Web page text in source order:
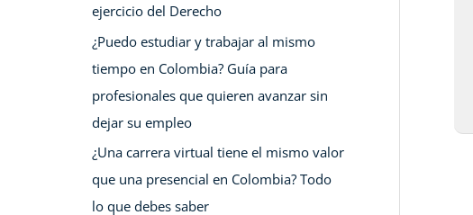
ejercicio del Derecho
¿Puedo estudiar y trabajar al mismo
tiempo en Colombia? Guía para
profesionales que quieren avanzar sin
dejar su empleo
¿Una carrera virtual tiene el mismo valor
que una presencial en Colombia? Todo
lo que debes saber